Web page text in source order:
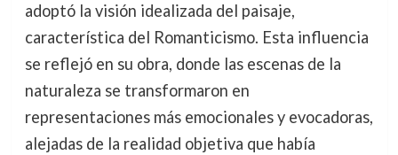
adoptó la visión idealizada del paisaje,
característica del Romanticismo. Esta influencia
se reflejó en su obra, donde las escenas de la
naturaleza se transformaron en
representaciones más emocionales y evocadoras,
alejadas de la realidad objetiva que había